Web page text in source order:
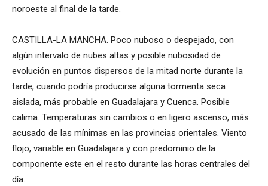
noroeste al final de la tarde.
CASTILLA-LA MANCHA. Poco nuboso o despejado, con
algún intervalo de nubes altas y posible nubosidad de
evolución en puntos dispersos de la mitad norte durante la
tarde, cuando podría producirse alguna tormenta seca
aislada, más probable en Guadalajara y Cuenca. Posible
calima. Temperaturas sin cambios o en ligero ascenso, más
acusado de las mínimas en las provincias orientales. Viento
flojo, variable en Guadalajara y con predominio de la
componente este en el resto durante las horas centrales del
día.